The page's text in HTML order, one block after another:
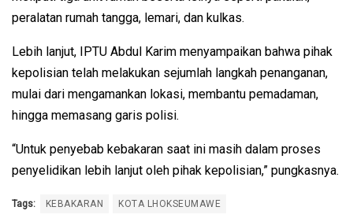
peralatan rumah tangga, lemari, dan kulkas.
Lebih lanjut, IPTU Abdul Karim menyampaikan bahwa pihak
kepolisian telah melakukan sejumlah langkah penanganan,
mulai dari mengamankan lokasi, membantu pemadaman,
hingga memasang garis polisi.
“Untuk penyebab kebakaran saat ini masih dalam proses
penyelidikan lebih lanjut oleh pihak kepolisian,” pungkasnya.
Tags: KEBAKARAN KOTA LHOKSEUMAWE